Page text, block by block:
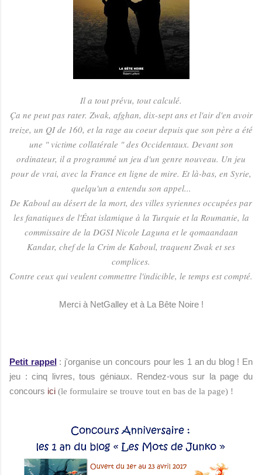
Il a tout prévu, tout calculé.
Ça ne peut pas rater. Zwak, afghan, dix-sept ans et l'air d'en avoir
treize, un QI de 160, et la rage au coeur depuis que son père a été
une " victime collatérale " des Occidentaux. Devant son
ordinateur, il a programmé un jeu d'un genre nouveau. Un jeu
pour de vrai, avec la France en ligne de mire. Et là-bas, en Syrie,
quelqu'un a entendu son appel...
De Kaboul au désert de la mort, des villes syriennes occupées par
les fanatiques de l'État islamique à la Turquie et la Roumanie, la
commissaire de la DGSI Nicole Laguna et le qomaandaan
Kandar, chef de la Crim de Kaboul, traquent Zwak et ses
complices.
Contre ceux qui veulent commettre l'indicible, le temps est compté.
Merci à NetGalley et à La Bête Noire !
Petit rappel: j'organise un concours pour les 1 an du blog ! En
jeu : cinq livres, tous géniaux. Rendez-vous sur la page du
concours ici (le formulaire se trouve tout en bas de la page) !